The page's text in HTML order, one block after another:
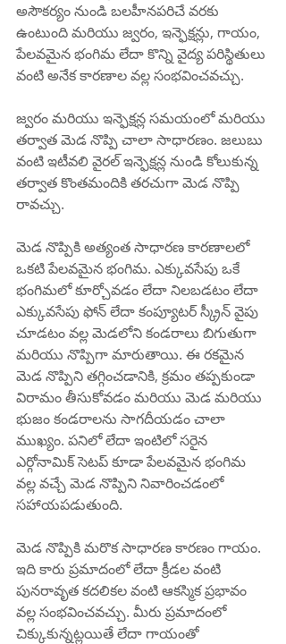
అసౌకర్యం నుండి బలహీనపరిచే వరకు
ఉంటుంది మరియు జ్వరం, ఇన్ఫెక్షన్లు, గాయం,
పేలవమైన భంగిమ లేదా కొన్ని వైద్య పరిస్థితులు
వంటి అనేక కారణాల వల్ల సంభవించవచ్చు.
జ్వరం మరియు ఇన్ఫెక్షన్ల సమయంలో మరియు
తర్వాత మెడ నొప్పి చాలా సాధారణం. జలుబు
వంటి ఇటీవలి వైరల్ ఇన్ఫెక్షన్ల నుండి కోలుకున్న
తర్వాత కొంతమందికి తరచుగా మెడ నొప్పి
రావచ్చు.
మెడ నొప్పికి అత్యంత సాధారణ కారణాలలో
ఒకటి పేలవమైన భంగిమ. ఎక్కువసేపు ఒకే
భంగిమలో కూర్చోవడం లేదా నిలబడటం లేదా
ఎక్కువసేపు ఫోన్ లేదా కంప్యూటర్ స్క్రీన్ వైపు
చూడటం వల్ల మెడలోని కండరాలు బిగుతుగా
మరియు నొప్పిగా మారుతాయి. ఈ రకమైన
మెడ నొప్పిని తగ్గించడానికి, క్రమం తప్పకుండా
విరామం తీసుకోవడం మరియు మెడ మరియు
భుజం కండరాలను సాగదీయడం చాలా
ముఖ్యం. పనిలో లేదా ఇంటిలో సరైన
ఎర్గోనామిక్ సెటప్ కూడా పేలవమైన భంగిమ
వల్ల వచ్చే మెడ నొప్పిని నివారించడంలో
సహాయపడుతుంది.
మెడ నొప్పికి మరొక సాధారణ కారణం గాయం.
ఇది కారు ప్రమాదంలో లేదా క్రీడల వంటి
పునరావృత కదలికల వంటి ఆకస్మిక ప్రభావం
వల్ల సంభవించవచ్చు. మీరు ప్రమాదంలో
చిక్కుకున్నట్లయితే లేదా గాయంతో